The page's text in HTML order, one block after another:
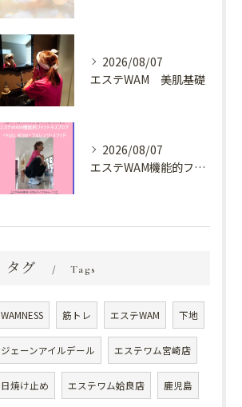
2026/08/07
エステWAM 美肌基礎
2026/08/07
エステWAM機能的フィットネスブログ ^FULL ROM^フルレンジ・メソッド
タグ Tags
WAMNESS 筋トレ エステWAM 下地
ジェーンアイルデール エステワム宮崎店
日焼け止め エステワム姶良店 鹿児島